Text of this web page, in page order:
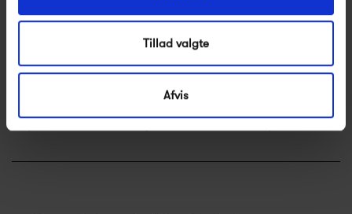
Tillad valgte
Afvis
Pappelina